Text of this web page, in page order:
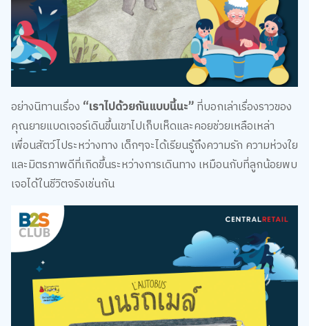
อย่างนิทานเรื่อง “เราไปด้วยกันแบบนี้นะ”ที่บอกเล่าเรื่องราวของ
คุณยายแบดเจอร์เดินขึ้นเขาไปเก็บเห็ดและคอยช่วยเหลือเหล่า
เพื่อนสัตว์ไประหว่างทาง เด็กๆจะได้เรียนรู้ถึงความรัก ความห่วงใย
และมิตรภาพดีที่เกิดขึ้นระหว่างการเดินทาง เหมือนกับที่ลูกน้อยพบ
เจอได้ในชีวิตจริงเช่นกัน